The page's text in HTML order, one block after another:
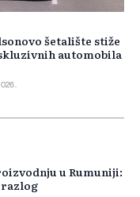
šetalište stiže
automobila
u Rumuniji:
razlog